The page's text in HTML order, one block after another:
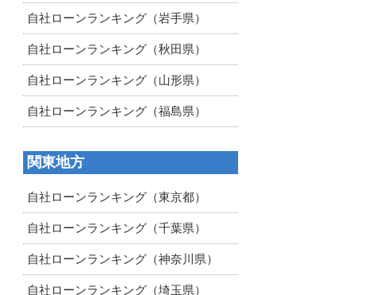
自社ローンランキング（岩手県）
自社ローンランキング（秋田県）
自社ローンランキング（山形県）
自社ローンランキング（福島県）
関東地方
自社ローンランキング（東京都）
自社ローンランキング（千葉県）
自社ローンランキング（神奈川県）
自社ローンランキング（埼玉県）